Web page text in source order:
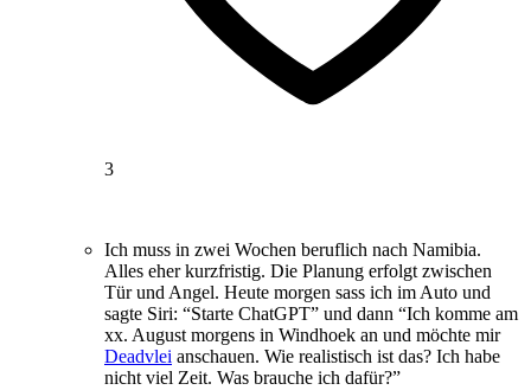
3
Ich muss in zwei Wochen beruflich nach Namibia.
Alles eher kurzfristig. Die Planung erfolgt zwischen
Tür und Angel. Heute morgen sass ich im Auto und
sagte Siri: “Starte ChatGPT” und dann “Ich komme am
xx. August morgens in Windhoek an und möchte mir
Deadvlei anschauen. Wie realistisch ist das? Ich habe
nicht viel Zeit. Was brauche ich dafür?”